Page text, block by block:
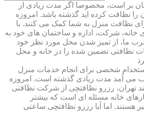
بر است، مخصوصا اگر مدت زیادی از
را نظافت کرده اید گذشته باشد. امروزه
نظافت منزل به شما کمک می کنند. با
شرکت، اداره و ساختمان های خود به
ما، از تمیز شدن محل مورد نظر خود
نظافتی تضمین شده را در خانه و محل
شخصی برای انجام خدمات منزل
می آمد مدت زیادی گذشته است. امروزه
تهران، رزرو نظافتچی از شرکت نظافتی
خانه مسئله ای است که بیشتر
هستند. اما آیا رزرو نظافتچی ساعتی